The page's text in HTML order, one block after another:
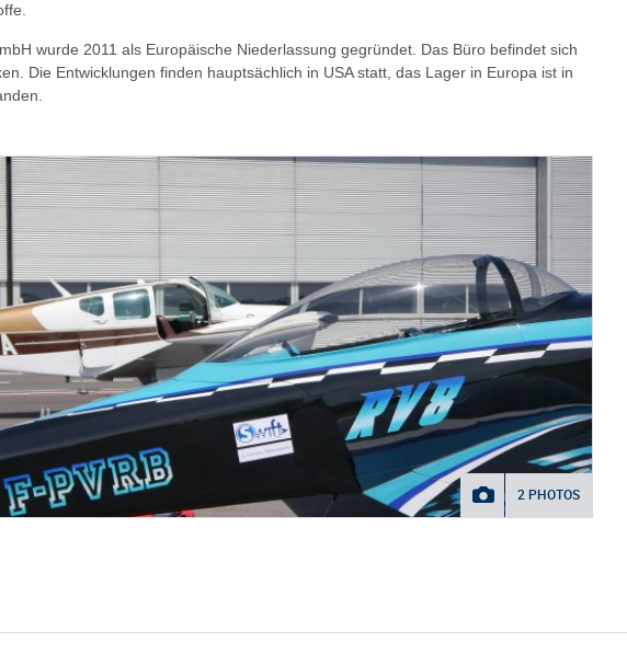
wurde 2011 als Europäische Niederlassung gegründet. Das Büro befindet sich
Die Entwicklungen finden hauptsächlich in USA statt, das Lager in Europa ist in
2 PHOTOS